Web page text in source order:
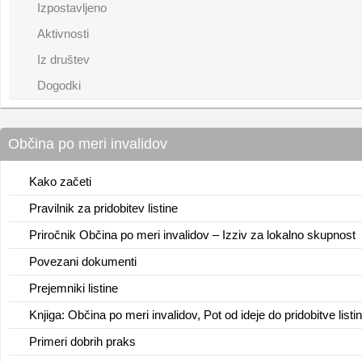
Izpostavljeno
Aktivnosti
Iz društev
Dogodki
Občina po meri invalidov
Kako začeti
Pravilnik za pridobitev listine
Priročnik Občina po meri invalidov – Izziv za lokalno skupnost
Povezani dokumenti
Prejemniki listine
Knjiga: Občina po meri invalidov, Pot od ideje do pridobitve
Primeri dobrih praks